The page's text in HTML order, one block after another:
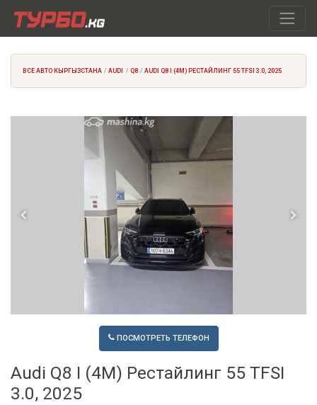
ВСЕ АВТО КЫРГЫЗСТАНА AUDI Q8 AUDI Q8 I (4M) РЕСТАЙЛИНГ 55 TFSI 3.0, 2025
ПОСМОТРЕТЬ ТЕЛЕФОН
Audi Q8 I (4M) Рестайлинг 55 TFSI
3.0, 2025